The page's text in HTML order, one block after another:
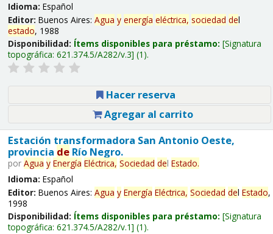
Idioma: Español
Editor: Buenos Aires: Agua y energía eléctrica, sociedad del
estado, 1988
Disponibilidad: Ítems disponibles para préstamo: Signatura
topográfica: 621.374.5/A282/v.3 (1).
Hacer reserva
Agregar al carrito
Estación transformadora San Antonio Oeste,
provincia deRío Negro.
por Agua y Energía Eléctrica, Sociedad del Estado.
Idioma: Español
Editor: Buenos Aires: Agua y Energía Eléctrica, Sociedad del Estado,
1998
Disponibilidad: Ítems disponibles para préstamo: Signatura
topográfica: 621.374.5/A282/v.1 (1).